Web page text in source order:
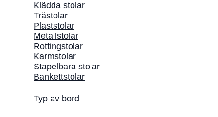
Klädda stolar
Trästolar
Plaststolar
Metallstolar
Rottingstolar
Karmstolar
Stapelbara stolar
Bankettstolar
Typ av bord